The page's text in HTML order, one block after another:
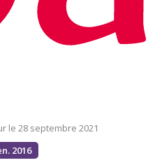
28 septembre 2021
2016